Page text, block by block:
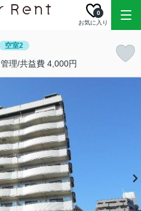
お気に入り
0
空室2
管理/共益費 4,000円